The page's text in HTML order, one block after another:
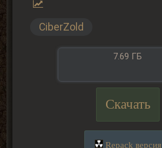
CiberZold
7.69 ГБ
Скачать
Repack версия